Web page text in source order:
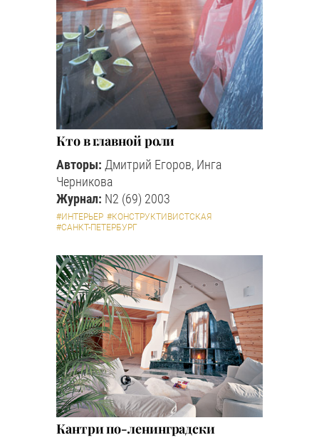
Кто в главной роли
Авторы: Дмитрий Егоров, Инга
Черникова
Журнал: N2 (69) 2003
#ИНТЕРЬЕР #КОНСТРУКТИВИСТСКАЯ
#САНКТ-ПЕТЕРБУРГ
Кантри по-ленинградски